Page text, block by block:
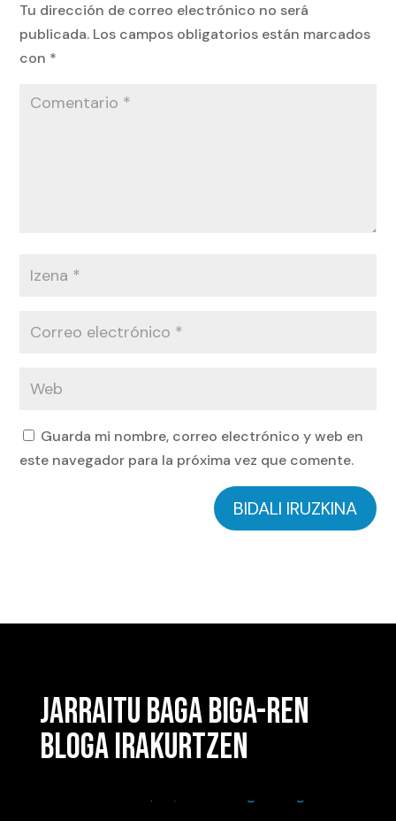
Tu dirección de correo electrónico no será
publicada. Los campos obligatorios están marcados
con *
Guarda mi nombre, correo electrónico y web en
este navegador para la próxima vez que comente.
BIDALI IRUZKINA
JARRAITU BAGA BIGA-REN
BLOGA IRAKURTZEN